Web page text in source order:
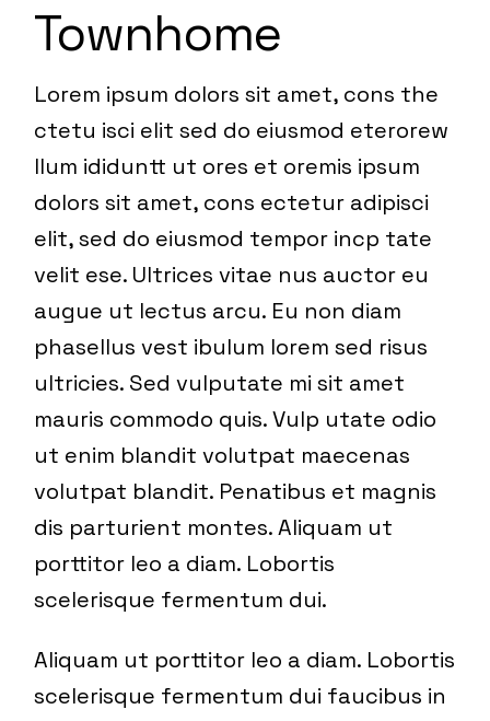
Townhome
Lorem ipsum dolors sit amet, cons the
ctetu isci elit sed do eiusmod eterorew
llum ididuntt ut ores et oremis ipsum
dolors sit amet, cons ectetur adipisci
elit, sed do eiusmod tempor incp tate
velit ese. Ultrices vitae nus auctor eu
augue ut lectus arcu. Eu non diam
phasellus vest ibulum lorem sed risus
ultricies. Sed vulputate mi sit amet
mauris commodo quis. Vulp utate odio
ut enim blandit volutpat maecenas
volutpat blandit. Penatibus et magnis
dis parturient montes. Aliquam ut
porttitor leo a diam. Lobortis
scelerisque fermentum dui.
Aliquam ut porttitor leo a diam. Lobortis
scelerisque fermentum dui faucibus in